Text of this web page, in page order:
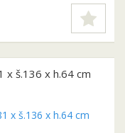
x š.136 x h.64 cm